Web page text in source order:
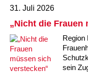
31. Juli 2026
„Nicht die Frauen
Region
sein